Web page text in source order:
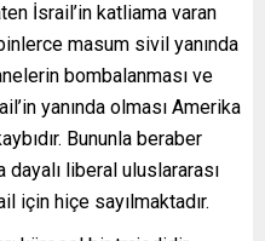
İsrail’in katliama varan
masum sivil yanında
bombalanması ve
yanında olması Amerika
Bununla beraber
dayalı liberal uluslararası
için hiçe sayılmaktadır.